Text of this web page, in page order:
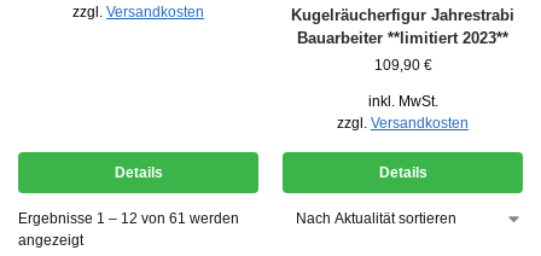
zzgl. Versandkosten
Details
Kugelräucherfigur Jahrestrabi
Bauarbeiter **limitiert 2023**
109,90 €
inkl. MwSt.
zzgl. Versandkosten
Details
Ergebnisse 1 – 12 von 61 werden
angezeigt